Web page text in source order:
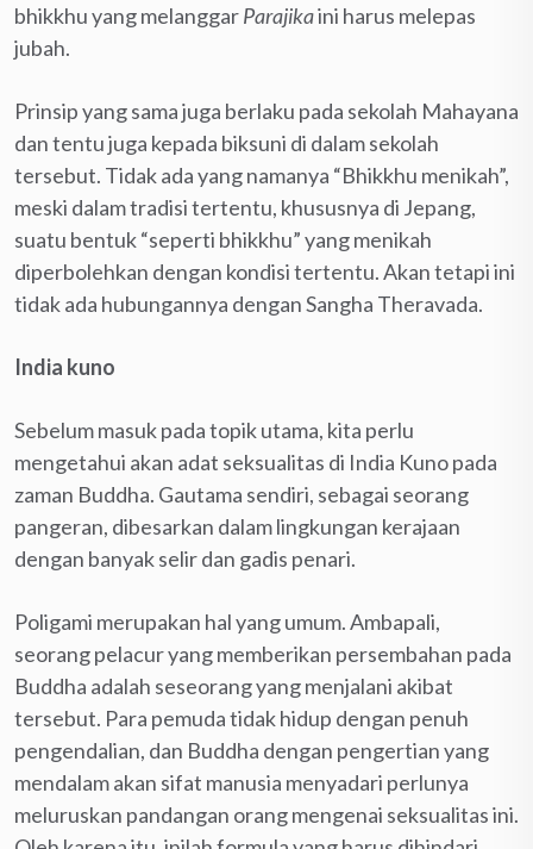
bhikkhu yang melanggarParajikaini harus melepas
jubah.
Prinsip yang sama juga berlaku pada sekolah Mahayana
dan tentu juga kepada biksuni di dalam sekolah
tersebut. Tidak ada yang namanya “Bhikkhu menikah”,
meski dalam tradisi tertentu, khususnya di Jepang,
suatu bentuk “seperti bhikkhu” yang menikah
diperbolehkan dengan kondisi tertentu. Akan tetapi ini
tidak ada hubungannya dengan Sangha Theravada.
India kuno
Sebelum masuk pada topik utama, kita perlu
mengetahui akan adat seksualitas di India Kuno pada
zaman Buddha. Gautama sendiri, sebagai seorang
pangeran, dibesarkan dalam lingkungan kerajaan
dengan banyak selir dan gadis penari.
Poligami merupakan hal yang umum. Ambapali,
seorang pelacur yang memberikan persembahan pada
Buddha adalah seseorang yang menjalani akibat
tersebut. Para pemuda tidak hidup dengan penuh
pengendalian, dan Buddha dengan pengertian yang
mendalam akan sifat manusia menyadari perlunya
meluruskan pandangan orang mengenai seksualitas ini.